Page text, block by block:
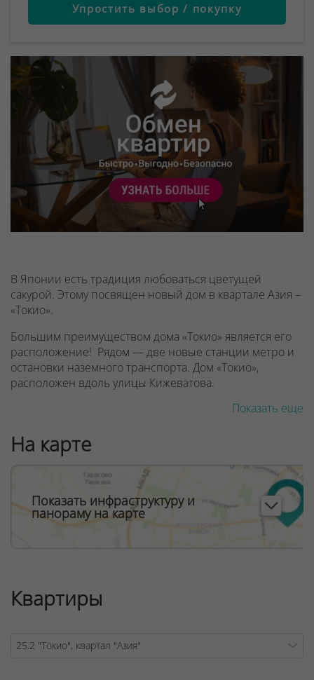
Упростить выбор / покупку
В Японии есть традиция любоваться цветущей
сакурой. Этому посвящен новый дом в квартале Азия –
«Токио».
Большим преимуществом дома «Токио» является его
расположение! Рядом — две новые станции метро и
остановки наземного транспорта. Дом «Токио»,
расположен вдоль улицы Кижеватова.
В первую очередь — современным, стильным и
комфортным! На 25 этажах притягательного в своей
лаконичности здания расположатся 293 квартиры-
студии метражом от 30 до 63 «квадратов». В доме будут
три скоростных бесшумных лифта ведущего мирового
производителя OTIS, так что смело выбирайте любой
Любите солнце? В большинстве квартир дома «Токио»
предусмотрены большие французские окна с
остекленные лоджии. Все остекление имеет красивую
Показать еще
На карте
Показать инфраструктуру и
панораму на карте
Квартиры